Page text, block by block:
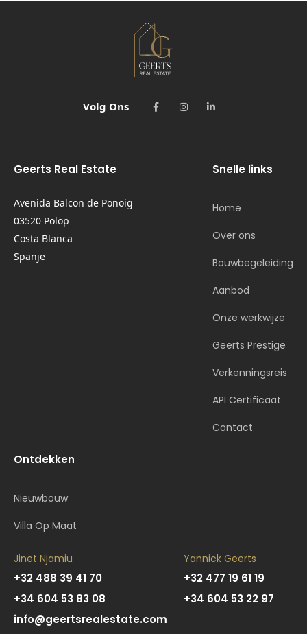
Volg Ons
Geerts Real Estate
Avenida Balcon de Ponoig
03520 Polop
Costa Blanca
Spanje
Snelle links
Home
Over ons
Bouwbegeleiding
Aanbod
Onze werkwijze
Geerts Prestige
Verkenningsreis
API Certificaat
Contact
Ontdekken
Nieuwbouw
Villa Op Maat
Jinet Njamiu
+32 488 39 41 70
+34 604 53 83 08
info@geertsrealestate.com
Yannick Geerts
+32 477 19 61 19
+34 604 53 22 97